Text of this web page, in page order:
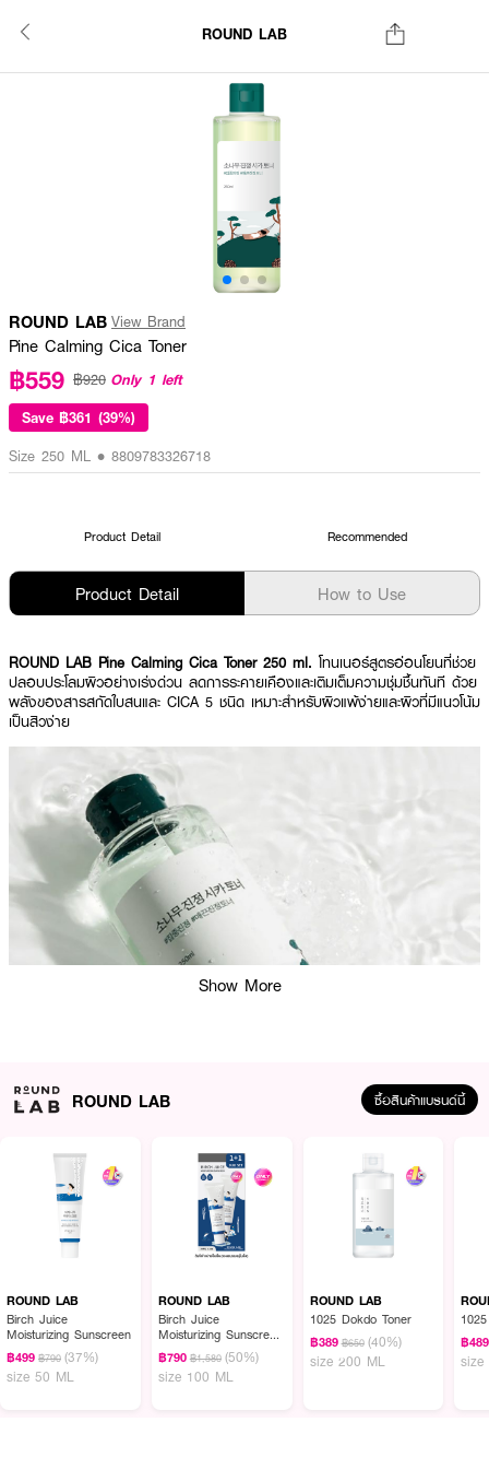
ROUND LAB
ROUND LAB View Brand
Pine Calming Cica Toner
฿559 ฿920 Only 1 left
Save ฿361 (39%)
Size 250 ML • 8809783326718
Product Detail Recommended
Product Detail How to Use
ROUND LAB Pine Calming Cica Toner 250 ml. โทนเนอร์สูตรอ่อนโยนที่ช่วย
ปลอบประโลมผิวอย่างเร่งด่วน ลดการระคายเคืองและเติมเต็มความชุ่มชื้นทันที ด้วย
พลังของสารสกัดใบสนและ CICA 5 ชนิด เหมาะสำหรับผิวแพ้ง่ายและผิวที่มีแนวโน้ม
เป็นสิวง่าย
ผลลัพธ์ที่ได้:
ฟื้นฟูผิวที่อ่อนแอจากมลภาวะและอากาศแห้ง ด้วย PINE CICA ACTIVER ซึ่ง
ประกอบด้วยสารสกัดจากใบสน ไกลโคโปรตีนจากพืช และ CICA 5 ชนิด ทำให้ผิว
รู้สึกเย็นสบาย ลดรอยแดงและการอักเสบ เสริมเกราะป้องกันผิวให้แข็งแรง พร้อม
LHA ที่ช่วยขจัดเซลล์ผิวเสื่อมสภาพและสิ่งสกปรกอย่างอ่อนโยน โทนเนอร์นี้ยัง
ช่วยปรับสมดุลความมันบนใบหน้า ทำให้ผิวกระจ่างใสและเรียบเนียนขึ้น เหมาะสำหรับ
Show More
ROUND LAB ซื้อสินค้าแบรนด์นี้
ROUND LAB
Birch Juice
Moisturizing Sunscreen
฿499 ฿790 (37%)
size 50 ML
ROUND LAB
Birch Juice
Moisturizing Sunscreen
Duo Set
฿790 ฿1,580 (50%)
size 100 ML
ROUND LAB
1025 Dokdo Toner
฿389 ฿650 (40%)
size 200 ML
฿489
size